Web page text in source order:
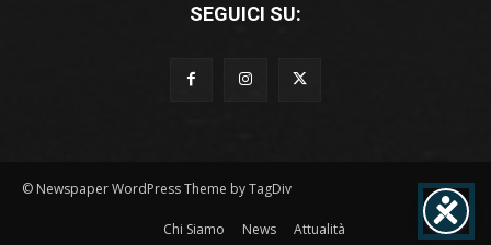
SEGUICI SU:
© Newspaper WordPress Theme by TagDiv
Chi Siamo News Attualità